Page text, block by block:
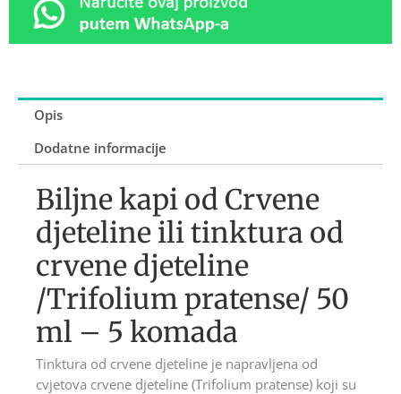
Opis
Dodatne informacije
Biljne kapi od Crvene
djeteline ili tinktura od
crvene djeteline
/Trifolium pratense/ 50
ml – 5 komada
Tinktura od crvene djeteline je napravljena od
cvjetova crvene djeteline (Trifolium pratense) koji su